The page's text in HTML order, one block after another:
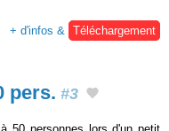
+ d'infos & Téléchargement
pers. #3